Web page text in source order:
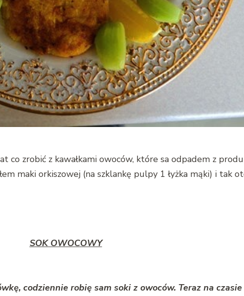
co zrobić z kawałkami owoców, które sa odpadem z
maki orkiszowej (na szklankę pulpy 1 łyżka mąki) i tak
SOK OWOCOWY
codziennie robię sam soki z owoców. Teraz na